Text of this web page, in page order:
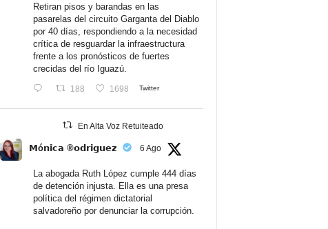
Retiran pisos y barandas en las
pasarelas del circuito Garganta del Diablo
por 40 días, respondiendo a la necesidad
crítica de resguardar la infraestructura
frente a los pronósticos de fuertes
crecidas del río Iguazú.
188 1698 Twitter
En Alta Voz Retuiteado
𝗠ó𝗻𝗶𝗰𝗮 ®𝗼𝗱𝗿𝗶𝗴𝘂𝗲𝘇 6 Ago
La abogada Ruth López cumple 444 días
de detención injusta. Ella es una presa
política del régimen dictatorial
salvadoreño por denunciar la corrupción.